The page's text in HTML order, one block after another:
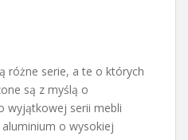
różne serie, a te o których
są z myślą o
wyjątkowej serii mebli
o wysokiej